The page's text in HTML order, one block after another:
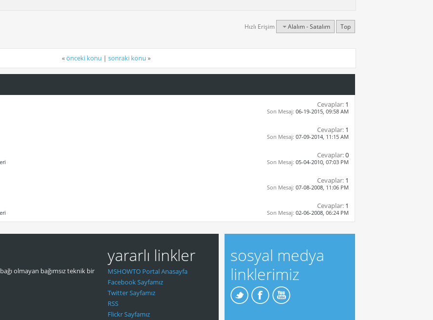
Hızlı Erişim Alalım - Satalım Top
«önceki konu | sonraki konu »
Cevaplar: 1
Son Mesaj: 06-19-2015, 09:58 AM
Cevaplar: 1
Son Mesaj: 07-09-2014, 11:15 AM
Cevaplar:0
Son Mesaj: 05-04-2010, 07:03 PM
Cevaplar: 1
Son Mesaj: 07-08-2008, 11:06 PM
Cevaplar: 1
Son Mesaj: 02-06-2008, 06:24 PM
olmayan bağımsız teknik bir
yararlı linkler
MSHOWTO Portal Anasayfa
Facebook Sayfamız
Twitter Sayfamız
RSS
Flickr Sayfamız
sosyal medya
linklerimiz